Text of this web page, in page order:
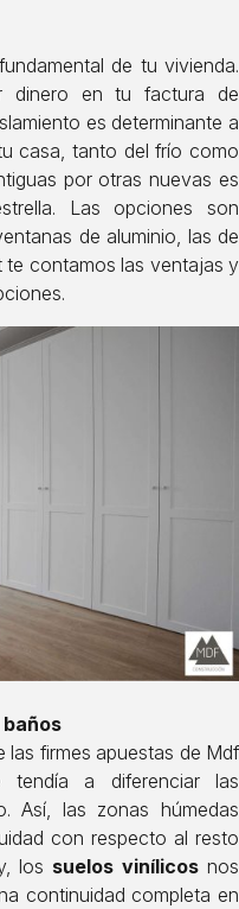
de tu vivienda.
dinero en tu factura de
es determinante a
casa, tanto del frío como
por otras nuevas es
Las opciones son
de aluminio, las de
te contamos las ventajas y
las firmes apuestas de Mdf
tendía a diferenciar las
Así, las zonas húmedas
con respecto al resto
los suelos vinílicos nos
continuidad completa en